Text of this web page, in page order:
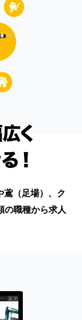
鳶（足場）、ク
の職種から求人